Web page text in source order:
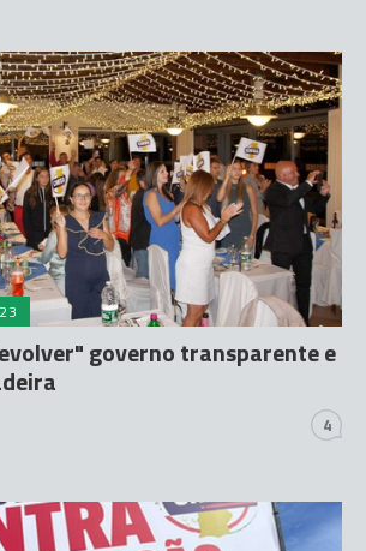
governo transparente e
4